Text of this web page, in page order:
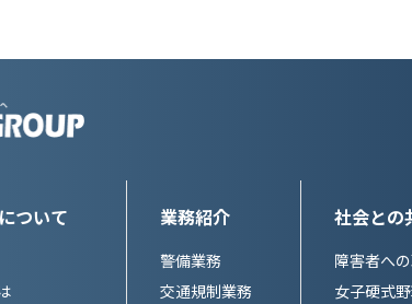
ついて 業務紹介
警備業務
交通規制業務
社会との
障害者へ
女子硬式